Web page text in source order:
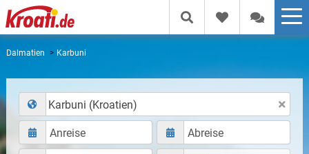
Dalmatien Karbuni
Karbuni (Kroatien)